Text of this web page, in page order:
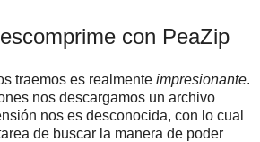
con PeaZip
traemos es realmente impresionante.
nos descargamos un archivo
nos es desconocida, con lo cual
de buscar la manera de poder